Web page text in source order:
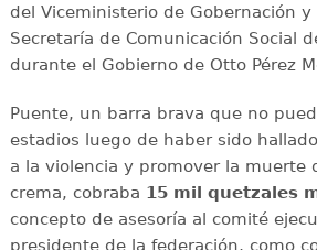
del Viceministerio de Gobernación
Secretaría de Comunicación Social
durante el Gobierno de Otto Pérez
Puente, un barra brava que no
estadios luego de haber sido
a la violencia y promover la muerte
crema, cobraba 15 mil quetzales
concepto de asesoría al comité
presidente de la federación, como